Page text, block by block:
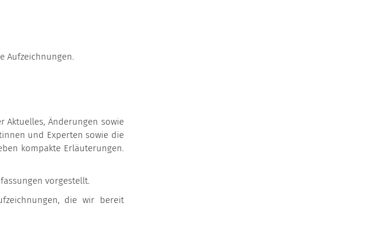
Aufzeichnungen.
Aktuelles, Änderungen sowie
und Experten sowie die
kompakte Erläuterungen.
vorgestellt.
die wir bereit